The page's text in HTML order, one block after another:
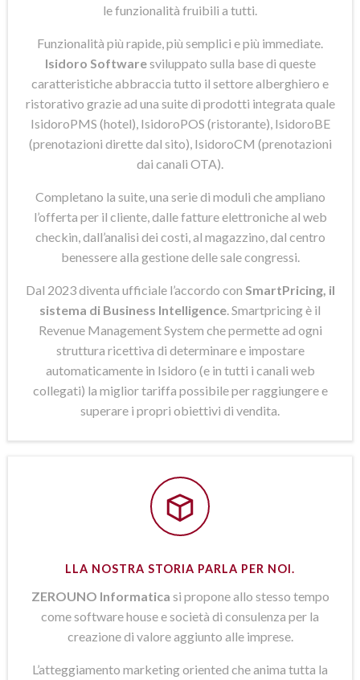
le funzionalità fruibili a tutti.
Funzionalità più rapide, più semplici e più immediate.
Isidoro Softwaresviluppato sulla base di queste
caratteristiche abbraccia tutto il settore alberghiero e
ristorativo grazie ad una suite di prodotti integrata quale
IsidoroPMS (hotel), IsidoroPOS (ristorante), IsidoroBE
(prenotazioni dirette dal sito), IsidoroCM (prenotazioni
dai canali OTA).
Completano la suite, una serie di moduli che ampliano
l’offerta per il cliente, dalle fatture elettroniche al web
checkin, dall’analisi dei costi, al magazzino, dal centro
benessere alla gestione delle sale congressi.
Dal 2023 diventa ufficiale l’accordo con SmartPricing, il
sistema di Business Intelligence . Smartpricing è il
Revenue Management System che permette ad ogni
struttura ricettiva di determinare e impostare
automaticamente in Isidoro (e in tutti i canali web
collegati) la miglior tariffa possibile per raggiungere e
superare i propri obiettivi di vendita.
LLA NOSTRA STORIA PARLA PER NOI.
ZEROUNO Informatica si propone allo stesso tempo
come software house e società di consulenza per la
creazione di valore aggiunto alle imprese.
L’atteggiamento marketing oriented che anima tutta la